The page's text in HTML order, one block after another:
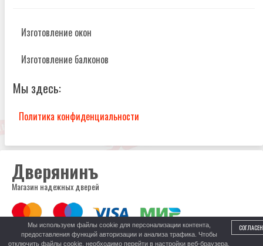
Изготовление окон
Изготовление балконов
Мы здесь:
Политика конфиденциальности
Дверянинъ
Магазин надежных дверей
8 (999) 317-52-52
Мы используем файлы cookie для персонализации контента,
предоставления функций авторизации и анализа трафика. Чтобы
отключить файлы cookie, необходимо перейти в настройки веб-браузера.
СОГЛАСЕН